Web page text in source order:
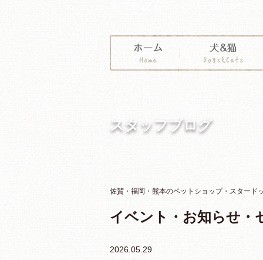
スタッフブログ
佐賀・福岡・熊本のペットショップ・スタード
イベント・お知らせ・
2026.05.29